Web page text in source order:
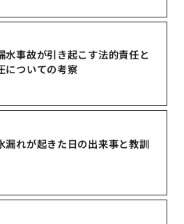
水事故が引き起こす法的責任と
についての考察
漏れが起きた日の出来事と教訓